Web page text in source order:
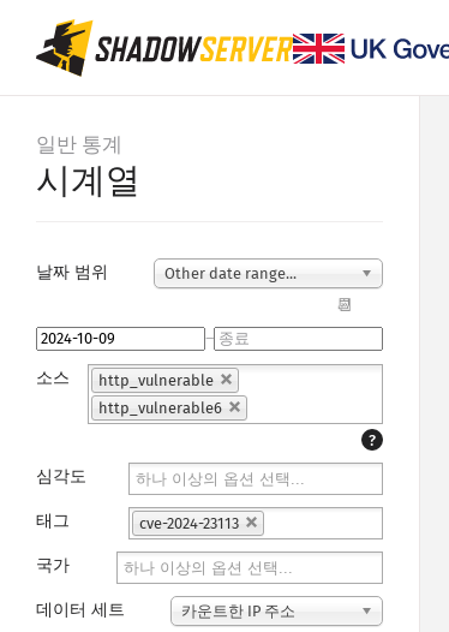
일반 통계
시계열
날짜 범위 Other date range...
📆
–
소스
http_vulnerable
http_vulnerable6
?
심각도
태그 cve-2024-23113
국가
데이터 세트 카운트한 IP 주소